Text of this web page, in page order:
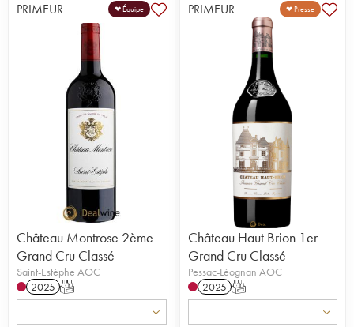
PRIMEUR ❤ Équipe
Château Montrose 2ème
Grand Cru Classé
Saint-Estèphe AOC
2025 T
PRIMEUR ❤ Presse
Château Haut Brion 1er
Grand Cru Classé
Pessac-Léognan AOC
2025 T